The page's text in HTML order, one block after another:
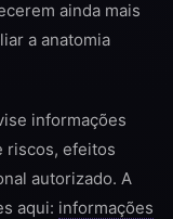
ainda mais
a anatomia
informações
riscos, efeitos
autorizado. A
aqui: informações